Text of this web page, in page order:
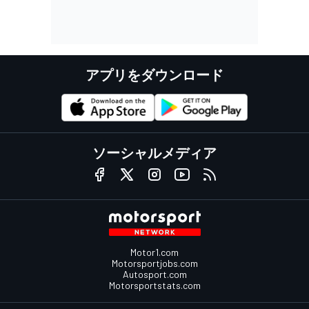
アプリをダウンロード
ソーシャルメディア
Motor1.com
Motorsportjobs.com
Autosport.com
Motorsportstats.com